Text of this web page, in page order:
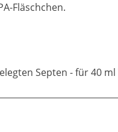
Fläschchen.
Septen - für 40